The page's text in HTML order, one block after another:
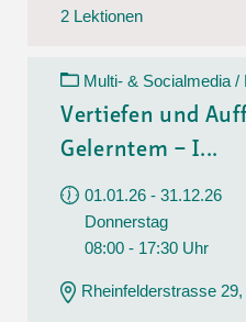
2 Lektionen
Multi- & Socialmedia /
Vertiefen und
Gelerntem – I...
01.01.26 - 31.12.26
Donnerstag
08:00 - 17:30 Uhr
Rheinfelderstrasse